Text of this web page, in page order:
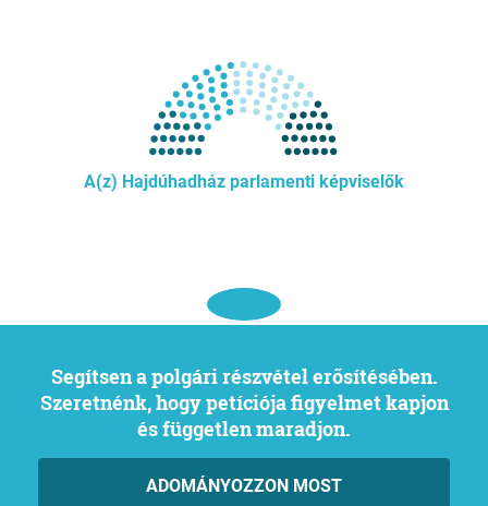
A(z) Hajdúhadház parlamenti képviselők
Segítsen a polgári részvétel erősítésében.
Szeretnénk, hogy petíciója figyelmet kapjon
és független maradjon.
ADOMÁNYOZZON MOST